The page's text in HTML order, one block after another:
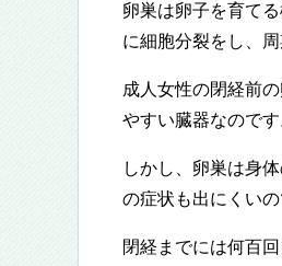
卵巣は卵子を育て
に細胞分裂をし、
成人女性の閉経前
やすい臓器なのです
しかし、卵巣は身
の症状も出にくい
閉経までには何百